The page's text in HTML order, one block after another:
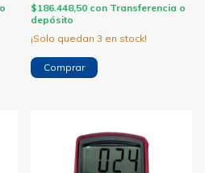
$186.448,50 con Transferencia o
depósito
¡Solo quedan 3 en stock!